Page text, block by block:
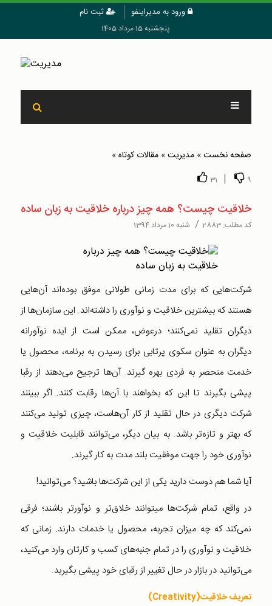
ورود به مدیراینفو ثبت نام
پنجشنبه 15 مرداد 1405
صفحه نخست» مدیریت» مقالات کوتاه»
9
|
31
خلاقیت چیست؟ همه چیز درباره خلاقیت به زبان ساده
کد مطلب: 2883
/ شنبه 10 مرداد 1394
شرکت‌هایی که برای مدت زمانی طولانی موفق بوده‌اند آن‌هایی
هستند که بیشترین خلاقیت و نوآوری را داشته‌اند. این سازمان‌ها از
دیگران تقلید نمی‌کنند؛ در‌عوض، ممکن است از ایده نوآورانه
دیگران به عنوان سکوی پرتابی برای رسیدن به برنامه، محصول یا
خدمت منحصر به فردی بهره گیرند. آن‌ها ترجیح می‌دهند از رقبا
پیشی بگیرند تا این که بخواهند با آن‌ها رقابت کنند. اگر ببینند
شرکت دیگری در حال تقلید از کار آن‌هاست، چیزی تولید می‌کنند
که بهتر و تازه‌تر باشد. به بیان دیگر، می‌توانند قابلیت خلاقیت و
نوآوری خود را جهت موفقیت بلند مدت به کار گیرند.
آیا شما هم دوست دارید یکی از این شرکت‌ها باشید؟ می‌توانید!
در واقع، تمام شرکت‌ها میتوانند خلاق‌تر و نوآور‌تر باشند؛ فرقی
نمی‌کند که چه میزان تجربه، محصول یا خدمات دارند. زمانی که
خلاقیت و نوآوری را در تمام جنبه‌های کسب و کارتان وارد می‌کنید،
می‌توانید در بازار در حال تغییر از رقبای خود پیشی بگیرید.
تعریف خلاقیت(Creativity)